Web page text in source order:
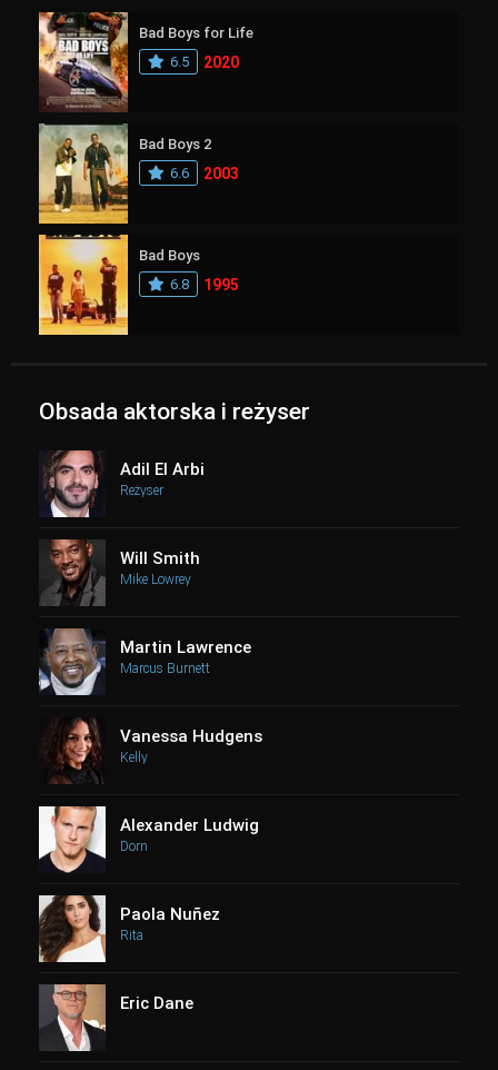
Bad Boys for Life
6.5
2020
Bad Boys 2
6.6
2003
Bad Boys
6.8
1995
Obsada aktorska i reżyser
Adil El Arbi
Reżyser
Will Smith
Mike Lowrey
Martin Lawrence
Marcus Burnett
Vanessa Hudgens
Kelly
Alexander Ludwig
Dorn
Paola Nuñez
Rita
Eric Dane